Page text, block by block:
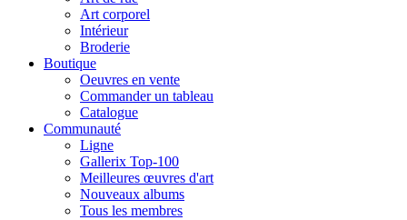
Art corporel
Intérieur
Broderie
Boutique
Oeuvres en vente
Commander un tableau
Catalogue
Communauté
Ligne
Gallerix Top-100
Meilleures œuvres d'art
Nouveaux albums
Tous les membres